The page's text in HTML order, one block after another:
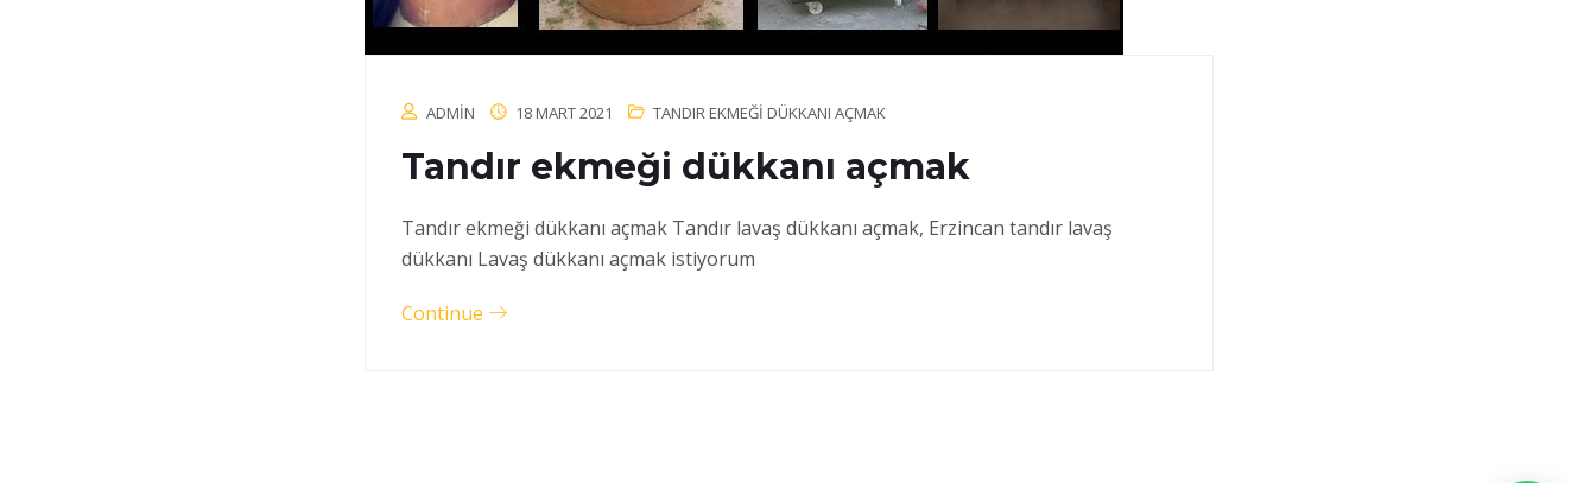
ADMIN 18 MART 2021 TANDIR EKMEĞI DÜKKANI AÇMAK
Tandır ekmeği dükkanı açmak
Tandır ekmeği dükkanı açmak Tandır lavaş dükkanı açmak, Erzincan tandır lavaş
dükkanı Lavaş dükkanı açmak istiyorum
Continue